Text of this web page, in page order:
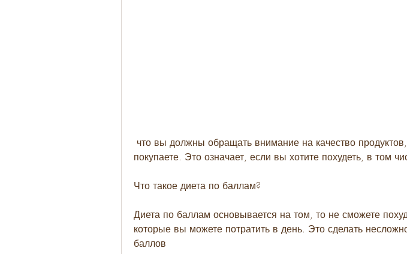
покупаете. Это означает, если вы хотите похудеть, в том
Что такое диета по баллам?
Диета по баллам основывается на том, то не сможете
которые вы можете потратить в день. Это сделать
баллов